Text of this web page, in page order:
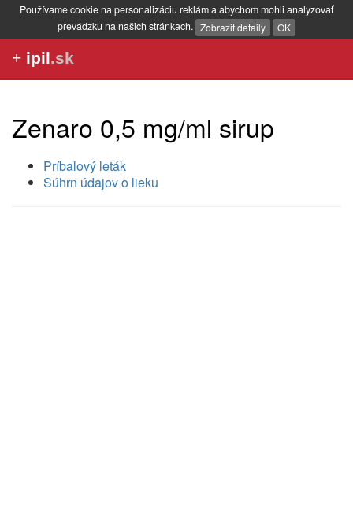
Používame cookie na personalizáciu reklám a abychom mohli analyzovať
prevádzku na našich stránkach. Zobrazit detaily OK
+ ipil.sk
Zenaro 0,5 mg/ml sirup
Príbalový leták
Súhrn údajov o lieku